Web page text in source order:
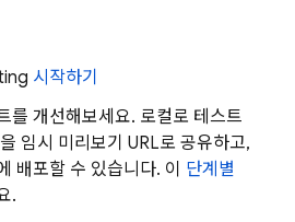
시작하기
를 개선해보세요. 로컬로 테스트
임시 미리보기 URL로 공유하고,
배포할 수 있습니다. 이 단계별
.